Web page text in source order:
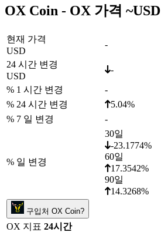
OX Coin - OX 가격 ~USD
현재 가격
USD
-
24 시간 변경
USD
-
% 1 시간 변경
-
% 24 시간 변경
5.04%
% 7 일 변경
-
% 일 변경
30일
-23.1774%
60일
17.3542%
90일
14.3268%
구입처 OX Coin?
OX 지표 24시간